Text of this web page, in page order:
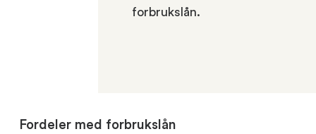
forbrukslån.
Fordeler med forbrukslån